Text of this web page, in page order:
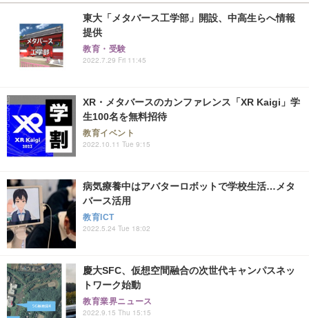
東大「メタバース工学部」開設、中高生らへ情報
提供
教育・受験
2022.7.29 Fri 11:45
XR・メタバースのカンファレンス「XR Kaigi」学
生100名を無料招待
教育イベント
2022.10.11 Tue 9:15
病気療養中はアバターロボットで学校生活…メタ
バース活用
教育ICT
2022.5.24 Tue 18:02
慶大SFC、仮想空間融合の次世代キャンパスネッ
トワーク始動
教育業界ニュース
2022.9.15 Thu 15:15